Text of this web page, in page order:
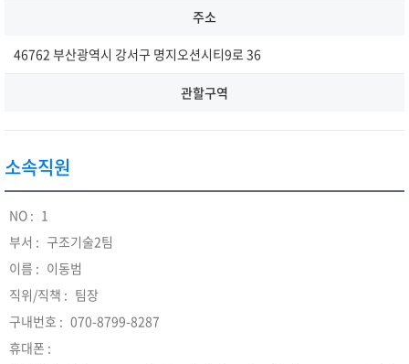
주소
46762 부산광역시 강서구 명지오션시티9로 36
관할구역
소속직원
1
구조기술2팀
이동범
팀장
070-8799-8287